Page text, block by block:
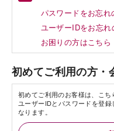
パスワードをお忘れ
ユーザーIDをお忘れ
お困りの方はこちら
初めてご利用の方・
初めてご利用のお客様は、こち
ユーザーIDとパスワードを登
なります。